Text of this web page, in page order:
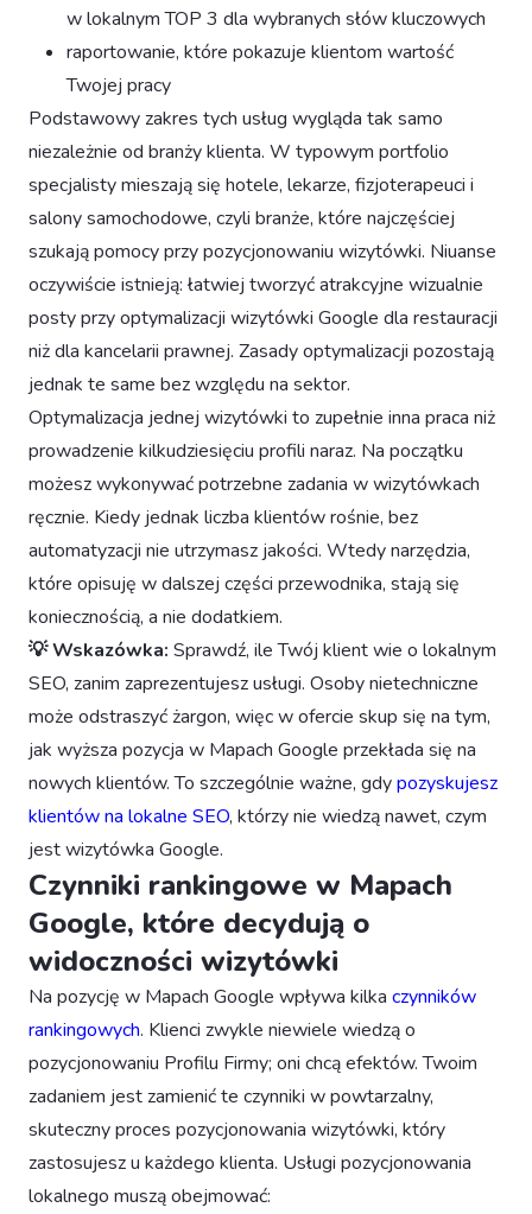
w lokalnym TOP 3 dla wybranych słów kluczowych
raportowanie, które pokazuje klientom wartość
Twojej pracy
Podstawowy zakres tych usług wygląda tak samo
niezależnie od branży klienta. W typowym portfolio
specjalisty mieszają się hotele, lekarze, fizjoterapeuci i
salony samochodowe, czyli branże, które najczęściej
szukają pomocy przy pozycjonowaniu wizytówki. Niuanse
oczywiście istnieją: łatwiej tworzyć atrakcyjne wizualnie
posty przy optymalizacji wizytówki Google dla restauracji
niż dla kancelarii prawnej. Zasady optymalizacji pozostają
jednak te same bez względu na sektor.
Optymalizacja jednej wizytówki to zupełnie inna praca niż
prowadzenie kilkudziesięciu profili naraz. Na początku
możesz wykonywać potrzebne zadania w wizytówkach
ręcznie. Kiedy jednak liczba klientów rośnie, bez
automatyzacji nie utrzymasz jakości. Wtedy narzędzia,
które opisuję w dalszej części przewodnika, stają się
koniecznością, a nie dodatkiem.
💡 Wskazówka: Sprawdź, ile Twój klient wie o lokalnym
SEO, zanim zaprezentujesz usługi. Osoby nietechniczne
może odstraszyć żargon, więc w ofercie skup się na tym,
jak wyższa pozycja w Mapach Google przekłada się na
nowych klientów. To szczególnie ważne, gdypozyskujesz
klientów na lokalne SEO, którzy nie wiedzą nawet, czym
jest wizytówka Google.
Czynniki rankingowe w Mapach
Google, które decydują o
widoczności wizytówki
Na pozycję w Mapach Google wpływa kilka czynników
rankingowych. Klienci zwykle niewiele wiedzą o
pozycjonowaniu Profilu Firmy; oni chcą efektów. Twoim
zadaniem jest zamienić te czynniki w powtarzalny,
skuteczny proces pozycjonowania wizytówki, który
zastosujesz u każdego klienta. Usługi pozycjonowania
lokalnego muszą obejmować: